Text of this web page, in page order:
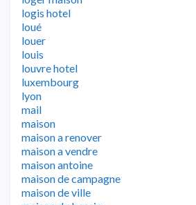
logis hotel
loué
louer
louis
louvre hotel
luxembourg
lyon
mail
maison
maison a renover
maison a vendre
maison antoine
maison de campagne
maison de ville